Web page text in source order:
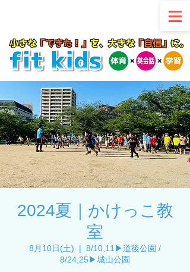
2024夏｜かけっこ教
室
8月10日(土)
  |
8/10,11▶︎道後公園 /
8/24,25▶︎城山公園